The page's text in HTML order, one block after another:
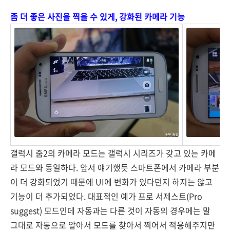
좀 더 좋은 사진을 찍을 수 있게, 강화된 카메라 기능
갤럭시 줌2의 카메라 모드는 갤럭시 시리즈가 갖고 있는 카메
라 모드와 동일하다. 앞서 얘기했듯 스마트폰에서 카메라 부분
이 더 강화되었기 때문에 UI에 변화가 있다던지 하지는 않고
기능이 더 추가되었다. 대표적인 예가 프로 서제스트(Pro
suggest) 모드인데 자동과는 다른 것이 자동의 경우에는 말
그대로 자동으로 알아서 모드를 찾아서 찍어서 적용해주지만